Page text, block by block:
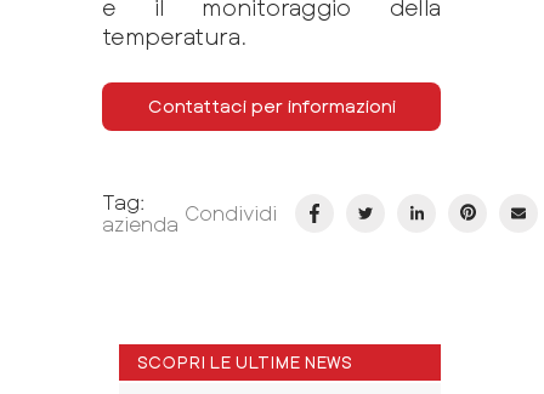
e il monitoraggio della
temperatura.
Contattaci per informazioni
Tag:
azienda Condividi
SCOPRI LE ULTIME NEWS